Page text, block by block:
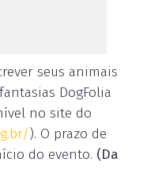
seus animais
DogFolia
no site do
). O prazo de
do evento. (Da